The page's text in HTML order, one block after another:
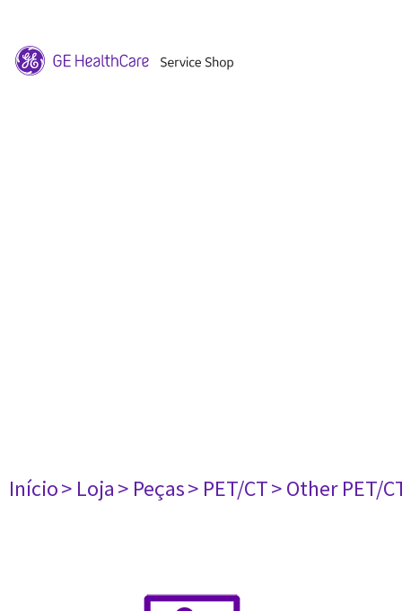
Início> Loja> Peças> PET/CT> Other PET/